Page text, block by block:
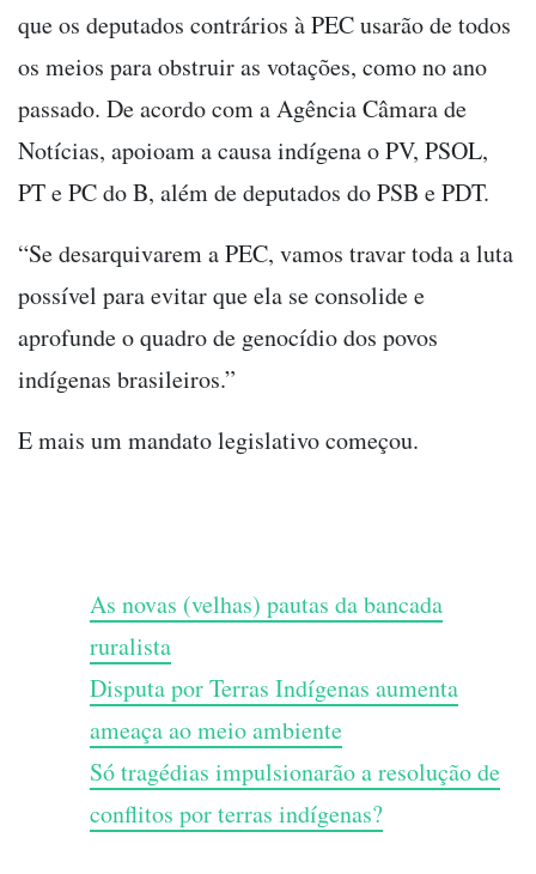
que os deputados contrários à PEC usarão de todos
os meios para obstruir as votações, como no ano
passado. De acordo com a Agência Câmara de
Notícias, apoioam a causa indígena o PV, PSOL,
PT e PC do B, além de deputados do PSB e PDT.
“Se desarquivarem a PEC, vamos travar toda a luta
possível para evitar que ela se consolide e
aprofunde o quadro de genocídio dos povos
indígenas brasileiros.”
E mais um mandato legislativo começou.
As novas (velhas) pautas da bancada
ruralista
Disputa por Terras Indígenas aumenta
ameaça ao meio ambiente
Só tragédias impulsionarão a resolução de
conflitos por terras indígenas?